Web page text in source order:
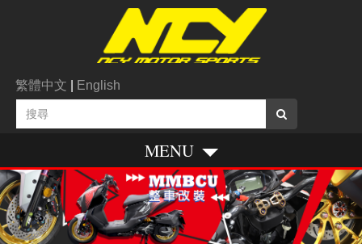
繁體中文 English
MENU